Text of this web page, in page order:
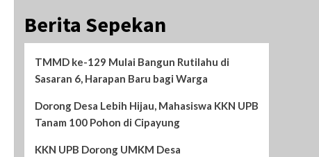
Berita Sepekan
TMMD ke-129 Mulai Bangun Rutilahu di
Sasaran 6, Harapan Baru bagi Warga
Dorong Desa Lebih Hijau, Mahasiswa KKN UPB
Tanam 100 Pohon di Cipayung
KKN UPB Dorong UMKM Desa